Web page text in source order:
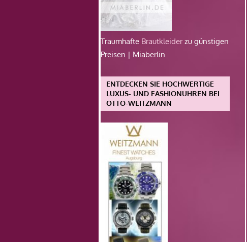
Traumhafte Brautkleiderzu günstigen
Preisen | Miaberlin
ENTDECKEN SIE HOCHWERTIGE
LUXUS- UND FASHIONUHREN BEI
OTTO-WEITZMANN